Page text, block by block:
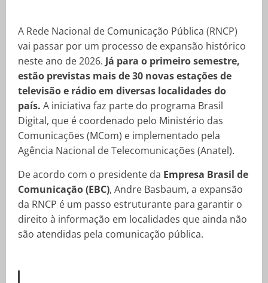
A Rede Nacional de Comunicação Pública (RNCP)
vai passar por um processo de expansão histórico
neste ano de 2026. Já para o primeiro semestre,
estão previstas mais de 30 novas estações de
televisão e rádio em diversas localidades do
país. A iniciativa faz parte do programa Brasil
Digital, que é coordenado pelo Ministério das
Comunicações (MCom) e implementado pela
Agência Nacional de Telecomunicações (Anatel).
De acordo com o presidente da Empresa Brasil de
Comunicação (EBC), Andre Basbaum, a expansão
da RNCP é um passo estruturante para garantir o
direito à informação em localidades que ainda não
são atendidas pela comunicação pública.